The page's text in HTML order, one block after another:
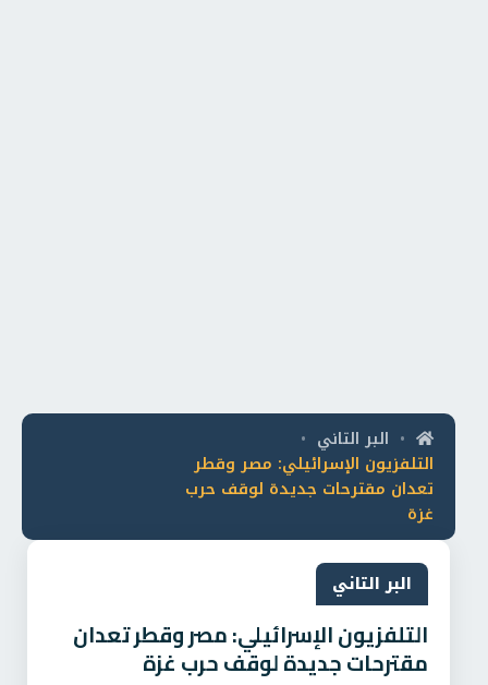
• البر التاني •
التلفزيون الإسرائيلي: مصر وقطر
تعدان مقترحات جديدة لوقف حرب
غزة
البر التاني
التلفزيون الإسرائيلي: مصر وقطر تعدان
مقترحات جديدة لوقف حرب غزة